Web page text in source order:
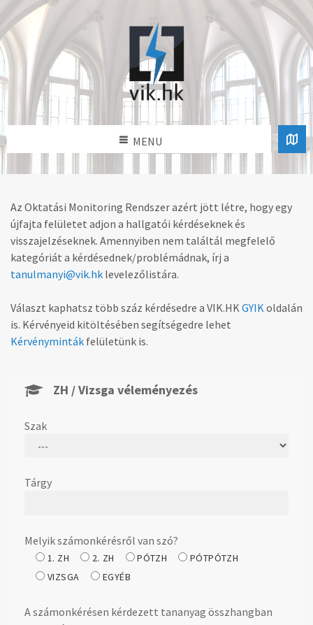
MENU
Az Oktatási Monitoring Rendszer azért jött létre, hogy egy
újfajta felületet adjon a hallgatói kérdéseknek és
visszajelzéseknek. Amennyiben nem találtál megfelelő
kategóriát a kérdésednek/problémádnak, írj a
tanulmanyi@vik.hk levelezőlistára.
Választ kaphatsz több száz kérdésedre a VIK.HK GYIK oldalán
is. Kérvényeid kitöltésében segítségedre lehet
Kérvényminták felületünk is.
ZH / Vizsga véleményezés
Szak
Tárgy
Melyik számonkérésről van szó?
1. ZH 2. ZH PÓTZH
PÓTPÓTZH
VIZSGA
EGYÉB
A számonkérésen kérdezett tananyag összhangban